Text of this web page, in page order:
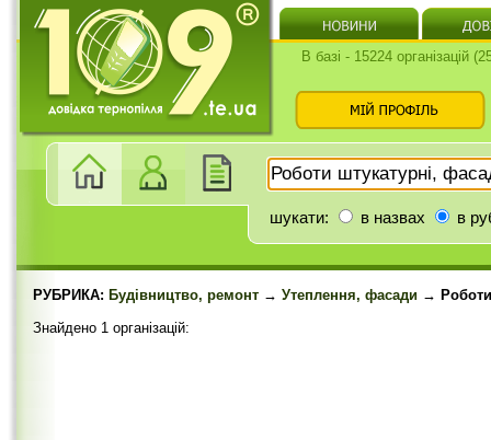
В базі - 15224 організацій
шукати: в назвах в
РУБРИКА: Будівництво, ремонт → Утеплення, фасади → Роботи
Знайдено 1 організацій: